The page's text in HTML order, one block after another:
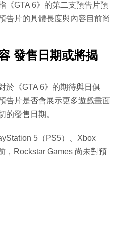
《GTA 6》的第二支預告片預
告片的具體長度與內容目前尚
發售日期或將揭
於《GTA 6》的期待與日俱
告片是否會展示更多遊戲畫面
的發售日期。
5（PS5）、Xbox
，Rockstar Games 尚未對預